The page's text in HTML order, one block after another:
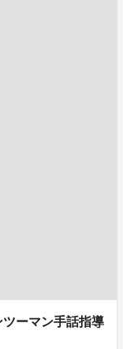
ーマン手話指導